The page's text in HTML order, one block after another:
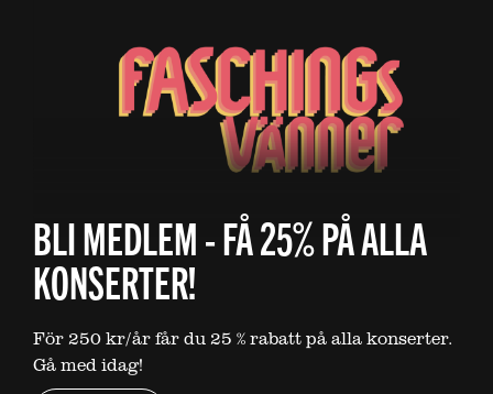
BLI MEDLEM - FÅ 25% PÅ ALLA
KONSERTER!
För 250 kr/år får du 25 % rabatt på alla konserter.
Gå med idag!